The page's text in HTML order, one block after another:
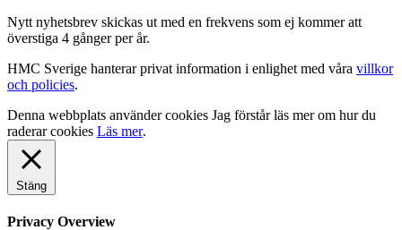
Nytt nyhetsbrev skickas ut med en frekvens som ej kommer att
överstiga 4 gånger per år.
HMC Sverige hanterar privat information i enlighet med våra villkor
och policies.
Denna webbplats använder cookies Jag förstårläs mer om hur du
raderar cookies Läs mer.
Stäng
Privacy Overview